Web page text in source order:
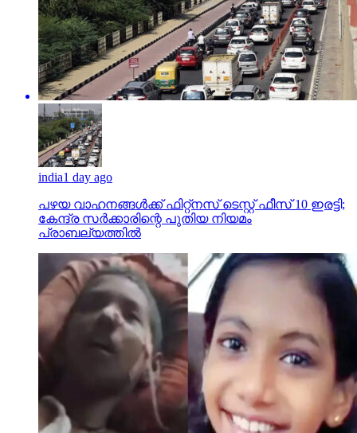
india1 day ago
പഴയ വാഹനങ്ങള്‍ക്ക് ഫിറ്റ്‌നസ് ടെസ്റ്റ് ഫീസ് 10 ഇരട്ടി;
കേന്ദ്ര സര്‍ക്കാരിന്റെ പുതിയ നിയമം
പ്രാബല്യത്തില്‍